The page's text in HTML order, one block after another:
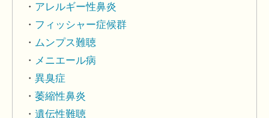
アレルギー性鼻炎
フィッシャー症候群
ムンプス難聴
メニエール病
異臭症
萎縮性鼻炎
遺伝性難聴